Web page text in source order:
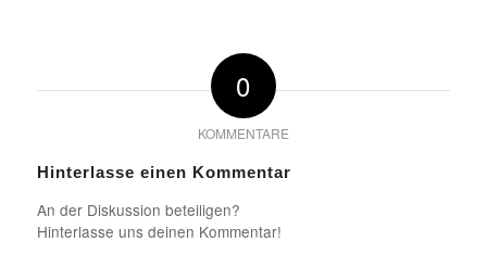
0
KOMMENTARE
Hinterlasse einen Kommentar
An der Diskussion beteiligen?
Hinterlasse uns deinen Kommentar!